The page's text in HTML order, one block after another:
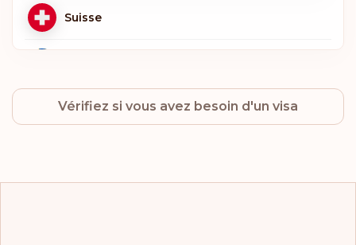
Suisse
Norvège
Vérifiez si vous avez besoin d'un visa